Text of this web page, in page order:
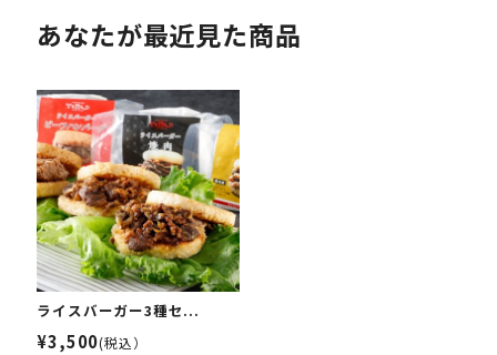
あなたが最近見た商品
ライスバーガー3種セ...
¥3,500(税込）